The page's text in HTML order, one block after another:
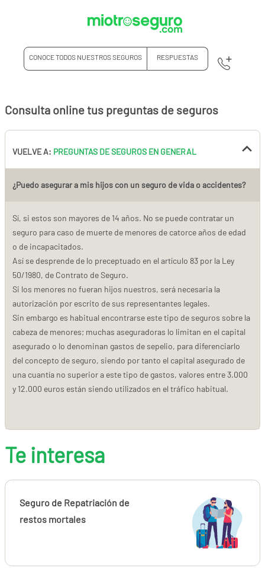
CONOCE TODOS NUESTROS SEGUROS RESPUESTAS
Consulta online tus preguntas de seguros
VUELVE A: PREGUNTAS DE SEGUROS EN GENERAL
¿Puedo asegurar a mis hijos con un seguro de vida o accidentes?
Sí, si estos son mayores de 14 años. No se puede contratar un
seguro para caso de muerte de menores de catorce años de edad
o de incapacitados.
Así se desprende de lo preceptuado en el artículo 83 por la Ley
50/1980, de Contrato de Seguro.
Si los menores no fueran hijos nuestros, será necesaria la
autorización por escrito de sus representantes legales.
Sin embargo es habitual encontrarse este tipo de seguros sobre la
cabeza de menores; muchas aseguradoras lo limitan en el capital
asegurado o lo denominan gastos de sepelio, para diferenciarlo
del concepto de seguro, siendo por tanto el capital asegurado de
una cuantía no superior a este tipo de gastos, valores entre 3.000
y 12.000 euros están siendo utilizados en el tráfico habitual.
Te interesa
Seguro de Repatriación de
restos mortales